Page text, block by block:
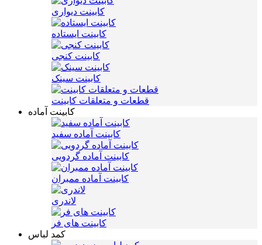
کابینت دیواری
کابینت ایستاده
کابینت کنجی
کابینت سینک
قطعات و متعلقات کابینت
کابینت آماده
کابینت آماده سفید
کابینت آماده گردویی
کابینت آماده ممبران
لاندری
کابینت های فر
کمد لباس